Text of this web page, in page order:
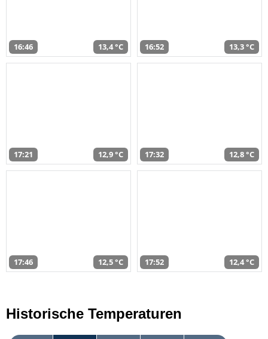
16:46 13,4 °C 16:52 13,3 °C
17:21 12,9 °C 17:32 12,8 °C
17:46 12,5 °C 17:52 12,4 °C
Historische Temperaturen